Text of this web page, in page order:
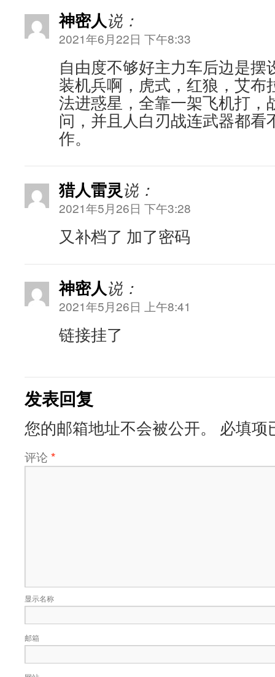
神密人说：
2021年6月22日 下午8:33
自由度不够好主力车后边是摆
装机兵啊，虎式，红狼，艾布
法进惑星，全靠一架飞机打，
问，并且人白刃战连武器都看
作。
猎人雷灵说：
2021年5月26日 下午3:28
又补档了 加了密码
神密人说：
2021年5月26日 上午8:41
链接挂了
发表回复
您的邮箱地址不会被公开。 必填项
评论 *
显示名称
邮箱